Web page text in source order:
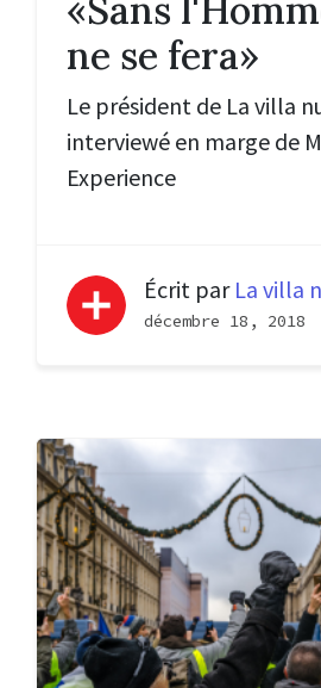
«Sans
ne se fera»
Le président de La villa
interviewé en marge de
Experience
Écrit par La villa
décembre 18, 2018